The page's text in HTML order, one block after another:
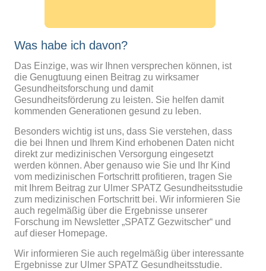
Was habe ich davon?
Das Einzige, was wir Ihnen versprechen können, ist
die Genugtuung einen Beitrag zu wirksamer
Gesundheitsforschung und damit
Gesundheitsförderung zu leisten. Sie helfen damit
kommenden Generationen gesund zu leben.
Besonders wichtig ist uns, dass Sie verstehen, dass
die bei Ihnen und Ihrem Kind erhobenen Daten nicht
direkt zur medizinischen Versorgung eingesetzt
werden können. Aber genauso wie Sie und Ihr Kind
vom medizinischen Fortschritt profitieren, tragen Sie
mit Ihrem Beitrag zur Ulmer SPATZ Gesundheitsstudie
zum medizinischen Fortschritt bei. Wir informieren Sie
auch regelmäßig über die Ergebnisse unserer
Forschung im Newsletter „SPATZ Gezwitscher“ und
auf dieser Homepage.
Wir informieren Sie auch regelmäßig über interessante
Ergebnisse zur Ulmer SPATZ Gesundheitsstudie.